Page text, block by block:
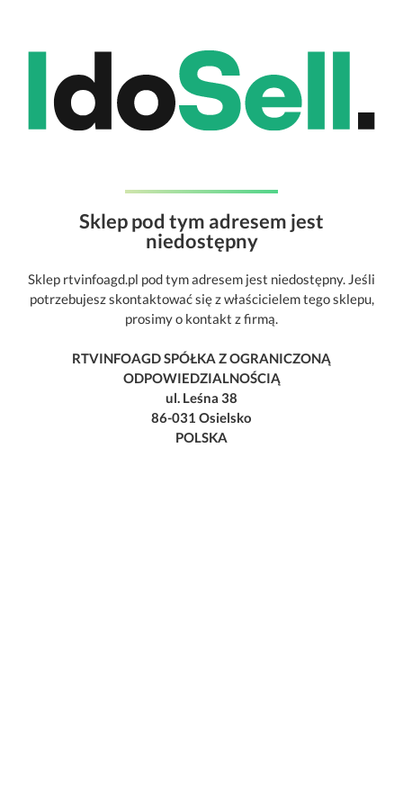
Sklep pod tym adresem jest
niedostępny
Sklep rtvinfoagd.pl pod tym adresem jest niedostępny. Jeśli
potrzebujesz skontaktować się z właścicielem tego sklepu,
prosimy o kontakt z firmą.
RTVINFOAGD SPÓŁKA Z OGRANICZONĄ
ODPOWIEDZIALNOŚCIĄ
ul. Leśna 38
86-031 Osielsko
POLSKA